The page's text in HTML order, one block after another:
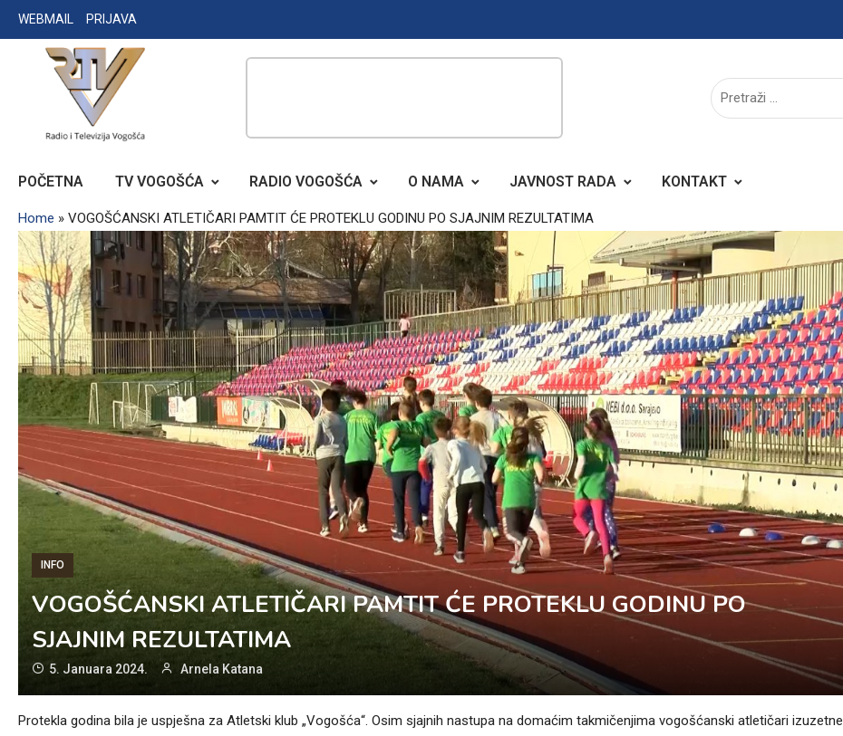
Skip
to
WEBMAIL PRIJAVA
RADIO TELEVIZIJA VOGOŠĆA
POČETNA TV VOGOŠĆA RADIO VOGOŠĆA O NAMA JAVNOST RADA KONTAKT
Home » VOGOŠĆANSKI ATLETIČARI PAMTIT ĆE PROTEKLU GODINU PO SJAJNIM REZULTATIMA
INFO
VOGOŠĆANSKI ATLETIČARI PAMTIT ĆE PROTEKLU GODINU PO
SJAJNIM REZULTATIMA
5. Januara 2024. Arnela Katana
Protekla godina bila je uspješna za Atletski klub „Vogošća“. Osim sjajnih nastupa na domaćim takmičenjima vogošćanski atletičari izuzetne